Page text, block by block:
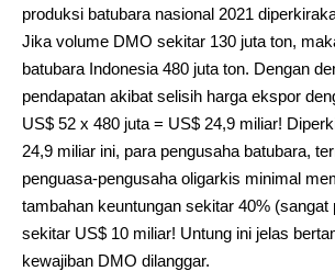
produksi batubara nasional 2021
Jika volume DMO sekitar 130 juta ton,
batubara Indonesia 480 juta ton. Dengan
pendapatan akibat selisih harga ekspor
US$ 52 x 480 juta = US$ 24,9 miliar!
24,9 miliar ini, para pengusaha batubara,
penguasa-pengusaha oligarkis minimal
tambahan keuntungan sekitar 40% (sangat
sekitar US$ 10 miliar! Untung ini jelas
kewajiban DMO dilanggar.